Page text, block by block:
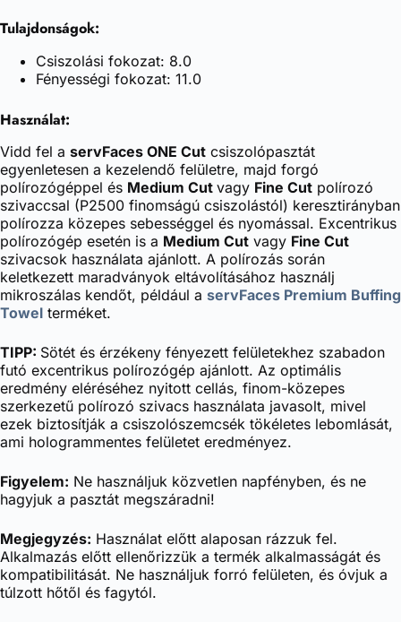
Tulajdonságok:
Csiszolási fokozat: 8.0
Fényességi fokozat: 11.0
Használat:
Vidd fel a servFaces ONE Cut csiszolópasztát
egyenletesen a kezelendő felületre, majd forgó
polírozógéppel és Medium Cut vagy Fine Cut polírozó
szivaccsal (P2500 finomságú csiszolástól) keresztirányban
polírozza közepes sebességgel és nyomással. Excentrikus
polírozógép esetén is a Medium Cut vagy Fine Cut
szivacsok használata ajánlott. A polírozás során
keletkezett maradványok eltávolításához használj
mikroszálas kendőt, például a servFaces Premium Buffing
Towel terméket.
TIPP: Sötét és érzékeny fényezett felületekhez szabadon
futó excentrikus polírozógép ajánlott. Az optimális
eredmény eléréséhez nyitott cellás, finom-közepes
szerkezetű polírozó szivacs használata javasolt, mivel
ezek biztosítják a csiszolószemcsék tökéletes lebomlását,
ami hologrammentes felületet eredményez.
Figyelem: Ne használjuk közvetlen napfényben, és ne
hagyjuk a pasztát megszáradni!
Megjegyzés: Használat előtt alaposan rázzuk fel.
Alkalmazás előtt ellenőrizzük a termék alkalmasságát és
kompatibilitását. Ne használjuk forró felületen, és óvjuk a
túlzott hőtől és fagytól.